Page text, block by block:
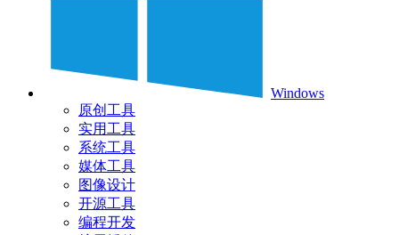
Windows
原创工具
实用工具
系统工具
媒体工具
图像设计
开源工具
编程开发